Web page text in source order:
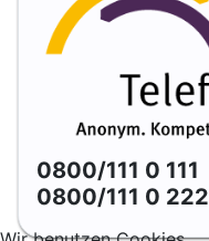
0800/111 0 111
0800/111 0 222